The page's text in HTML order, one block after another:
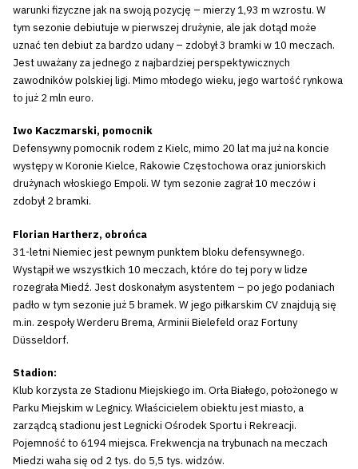
warunki fizyczne jak na swoją pozycję – mierzy 1,93 m wzrostu. W
tym sezonie debiutuje w pierwszej drużynie, ale jak dotąd może
uznać ten debiut za bardzo udany – zdobył 3 bramki w 10 meczach.
Jest uważany za jednego z najbardziej perspektywicznych
zawodników polskiej ligi. Mimo młodego wieku, jego wartość rynkowa
to już 2 mln euro.
Iwo Kaczmarski, pomocnik
Defensywny pomocnik rodem z Kielc, mimo 20 lat ma już na koncie
występy w Koronie Kielce, Rakowie Częstochowa oraz juniorskich
drużynach włoskiego Empoli. W tym sezonie zagrał 10 meczów i
zdobył 2 bramki.
Florian Hartherz, obrońca
31-letni Niemiec jest pewnym punktem bloku defensywnego.
Wystąpił we wszystkich 10 meczach, które do tej pory w lidze
rozegrała Miedź. Jest doskonałym asystentem – po jego podaniach
padło w tym sezonie już 5 bramek. W jego piłkarskim CV znajdują się
m.in. zespoły Werderu Brema, Arminii Bielefeld oraz Fortuny
Düsseldorf.
Stadion:
Klub korzysta ze Stadionu Miejskiego im. Orła Białego, położonego w
Parku Miejskim w Legnicy. Właścicielem obiektu jest miasto, a
zarządcą stadionu jest Legnicki Ośrodek Sportu i Rekreacji.
Pojemność to 6194 miejsca. Frekwencja na trybunach na meczach
Miedzi waha się od 2 tys. do 5,5 tys. widzów.